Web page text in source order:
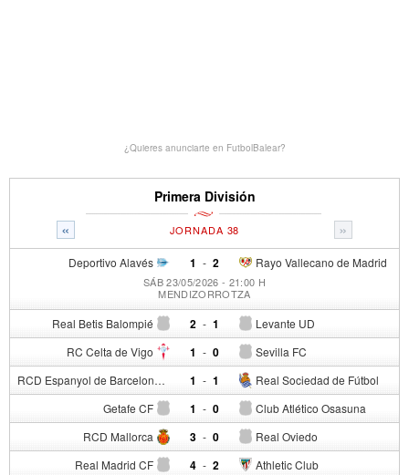
¿Quieres anunciarte en FutbolBalear?
Primera División
« »
JORNADA 38
Deportivo Alavés 1 - Rayo Vallecano de Madrid
2
SÁB 23/05/2026 - 21:00 H
MENDIZORROTZA
Real Betis Balompié 2 - Levante UD
1
RC Celta de Vigo 1 - Sevilla FC
0
RCD Espanyol de Barcelona 1 - Real Sociedad de Fútbol
1
Getafe CF 1 - Club Atlético Osasuna
0
RCD Mallorca 3 - Real Oviedo
0
Real Madrid CF 4 - Athletic Club
2